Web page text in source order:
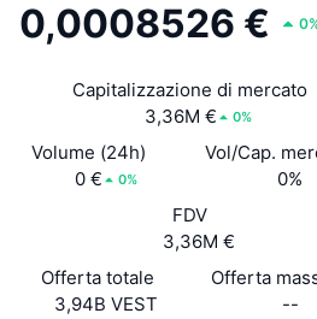
0,0008526 €
Capitalizzazione di mercato
3,36M €
0%
Volume (24h)
0 €
0%
Vol/Cap.
0%
FDV
3,36M €
Offerta totale
3,94B VEST
Offerta
--